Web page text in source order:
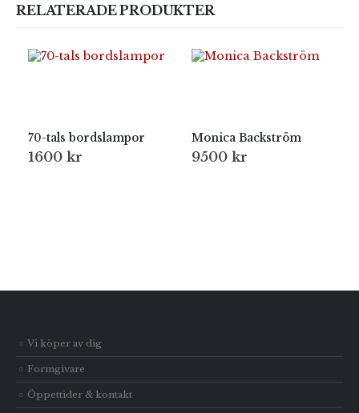
RELATERADE PRODUKTER
70-tals bordslampor
1600 kr
Monica Backström
9500 kr
Vi köper av dig
Formgivare
Öppettider & kontakt